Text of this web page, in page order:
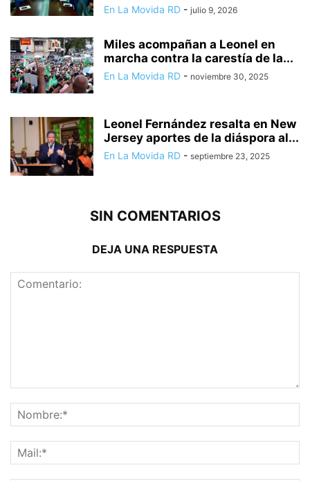
En La Movida RD - julio 9, 2026
Miles acompañan a Leonel en
marcha contra la carestía de la...
En La Movida RD - noviembre 30, 2025
Leonel Fernández resalta en New
Jersey aportes de la diáspora al...
En La Movida RD - septiembre 23, 2025
SIN COMENTARIOS
DEJA UNA RESPUESTA